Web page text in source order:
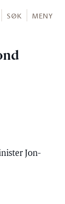
SØK MENY
Jon-